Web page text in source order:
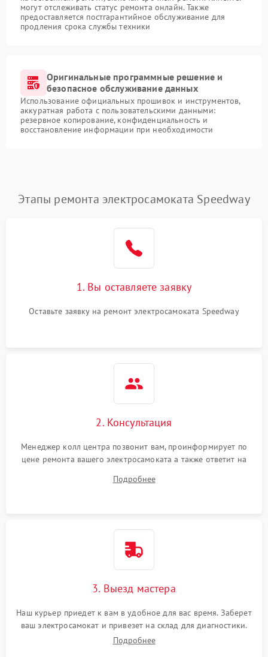
могут отслеживать статус ремонта онлайн. Также
предоставляется постгарантийное обслуживание для
продления срока службы техники
Оригинальные программные решение и
безопасное обслуживание данных
Использование официальных прошивок и инструментов,
аккуратная работа с пользовательскими данными:
резервное копирование, конфиденциальность и
восстановление информации при необходимости
Этапы ремонта электросамоката Speedway
1. Вы оставляете заявку
Оставьте заявку на ремонт электросамоката Speedway
2. Консультация
Менеджер колл центра позвонит вам, проинформирует по
цене ремонта вашего электросамоката а также ответит на
Подробнее
3. Выезд мастера
Наш курьер приедет к вам в удобное для вас время. Заберет
ваш электросамокат и привезет на склад для диагностики.
Подробнее